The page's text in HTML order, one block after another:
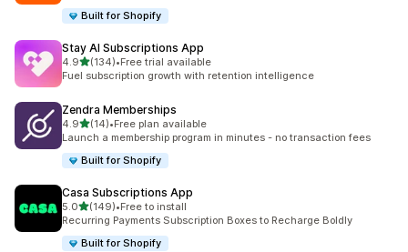
Built for Shopify
Stay AI Subscriptions App
4.9เต็ม 5 ดาว
(134)
ทั้งหมด 134 รีวิว
•Free trial available
Fuel subscription growth with retention intelligence
Zendra Memberships
4.9เต็ม 5 ดาว
(14)
ทั้งหมด 14 รีวิว
•Free plan available
Launch a membership program in minutes - no transaction fees
Built for Shopify
Casa Subscriptions App
5.0เต็ม 5 ดาว
(149)
ทั้งหมด 149 รีวิว
•Free to install
Recurring Payments Subscription Boxes to Recharge Boldly
Built for Shopify